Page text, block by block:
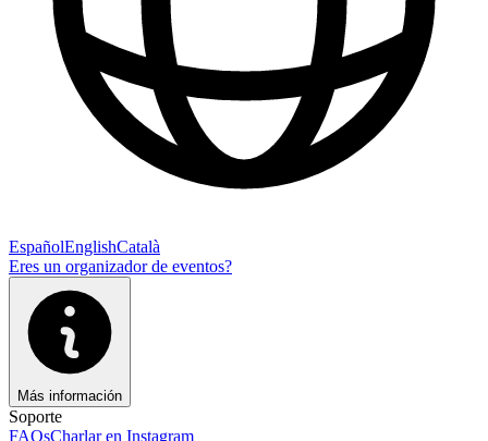
EspañolEnglishCatalà
Eres un organizador de eventos?
Más información
Soporte
FAQsCharlar en Instagram